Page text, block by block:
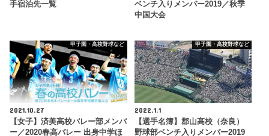
手宿泊先一覧
ベンチ入りメンバー2019／秋季
中国大会
甲子園・高校野球など
2021.10.27
【女子】済美高校バレー部メンバ
ー／2020春高バレー 出身中学ほ
甲子園・高校野球など
2022.1.1
【選手名簿】郡山高校（奈良）
野球部ベンチ入りメンバー2019